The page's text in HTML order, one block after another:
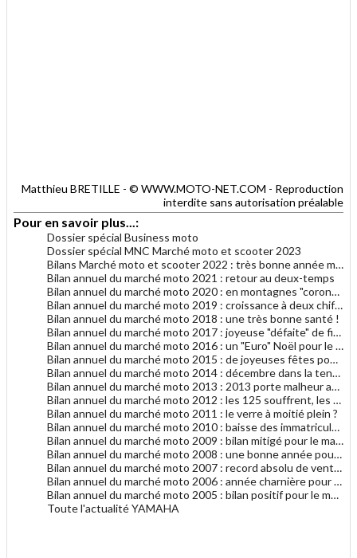
Matthieu BRETILLE - © WWW.MOTO-NET.COM - Reproduction
interdite sans autorisation préalable
Pour en savoir plus...:
Dossier spécial Business moto
Dossier spécial MNC Marché moto et scooter 2023
Bilans Marché moto et scooter 2022 : très bonne année malgré tout
Bilan annuel du marché moto 2021 : retour au deux-temps
Bilan annuel du marché moto 2020 : en montagnes "coronavi-russes"
Bilan annuel du marché moto 2019 : croissance à deux chiffres
Bilan annuel du marché moto 2018 : une très bonne santé !
Bilan annuel du marché moto 2017 : joyeuse "défaite" de fin d'année
Bilan annuel du marché moto 2016 : un "Euro" Noël pour le marché moto
Bilan annuel du marché moto 2015 : de joyeuses fêtes pour le marché moto
Bilan annuel du marché moto 2014 : décembre dans la tendance générale 2014
Bilan annuel du marché moto 2013 : 2013 porte malheur au marché du motocycle
Bilan annuel du marché moto 2012 : les 125 souffrent, les gros cubes résistent
Bilan annuel du marché moto 2011 : le verre à moitié plein ?
Bilan annuel du marché moto 2010 : baisse des immatriculations en 2010
Bilan annuel du marché moto 2009 : bilan mitigé pour le marché français de la moto
Bilan annuel du marché moto 2008 : une bonne année pour le motocycle en France
Bilan annuel du marché moto 2007 : record absolu de ventes de motocycles en France !
Bilan annuel du marché moto 2006 : année charnière pour les deux-roues en France ?
Bilan annuel du marché moto 2005 : bilan positif pour le marché de la moto
Toute l'actualité YAMAHA